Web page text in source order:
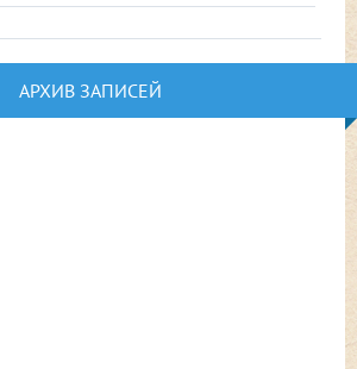
АРХИВ ЗАПИСЕЙ